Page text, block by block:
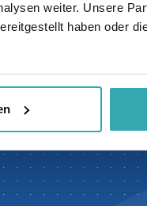
weiter. Unsere
haben oder
| Füllen